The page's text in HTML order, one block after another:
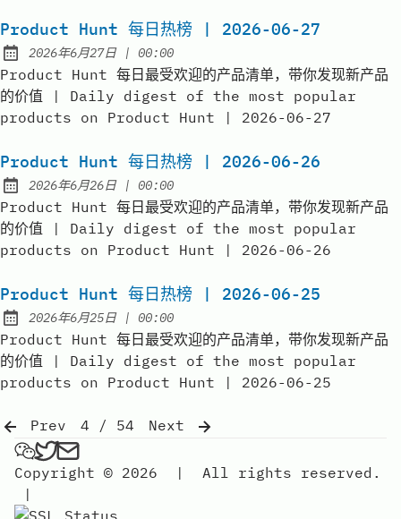
Product Hunt 每日热榜 | 2026-06-27
Published:
2026年6月27日| at
00:00
Product Hunt 每日最受欢迎的产品清单，带你发现新产品
的价值 | Daily digest of the most popular
products on Product Hunt | 2026-06-27
Product Hunt 每日热榜 | 2026-06-26
Published:
2026年6月26日| at
00:00
Product Hunt 每日最受欢迎的产品清单，带你发现新产品
的价值 | Daily digest of the most popular
products on Product Hunt | 2026-06-26
Product Hunt 每日热榜 | 2026-06-25
Published:
2026年6月25日| at
00:00
Product Hunt 每日最受欢迎的产品清单，带你发现新产品
的价值 | Daily digest of the most popular
products on Product Hunt | 2026-06-25
Prev 4 / 54
Next
弗雷FREE on Wechat
弗雷FREE on Twitter
Send an email to 弗雷free
Copyright © 2026
|
All rights reserved.
|